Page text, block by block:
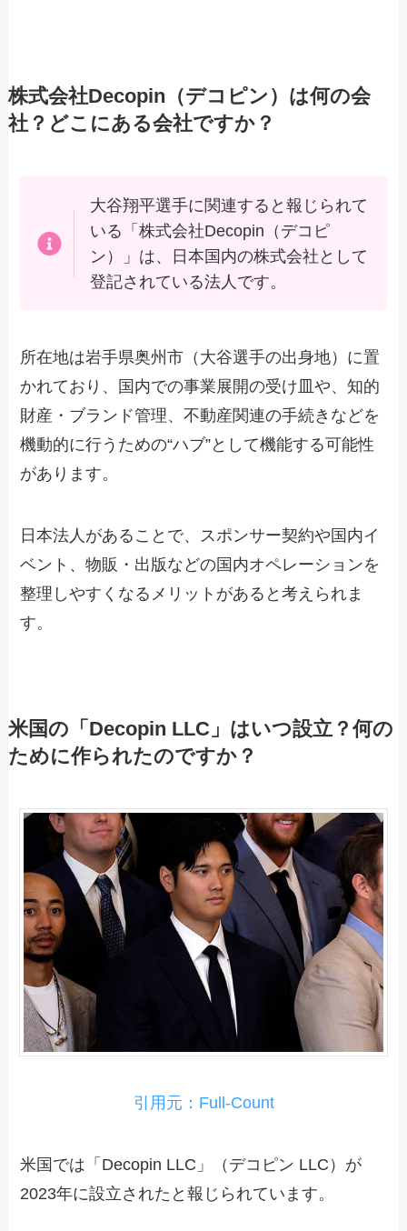
株式会社Decopin（デコピン）は何の会
社？どこにある会社ですか？
大谷翔平選手に関連すると報じられて
いる「株式会社Decopin（デコピ
ン）」は、日本国内の株式会社として
登記されている法人です。
所在地は岩手県奥州市（大谷選手の出身地）に置
かれており、国内での事業展開の受け皿や、知的
財産・ブランド管理、不動産関連の手続きなどを
機動的に行うための“ハブ”として機能する可能性
があります。
日本法人があることで、スポンサー契約や国内イ
ベント、物販・出版などの国内オペレーションを
整理しやすくなるメリットがあると考えられま
す。
米国の「Decopin LLC」はいつ設立？何の
ために作られたのですか？
引用元：Full-Count
米国では「Decopin LLC」（デコピン LLC）が
2023年に設立されたと報じられています。